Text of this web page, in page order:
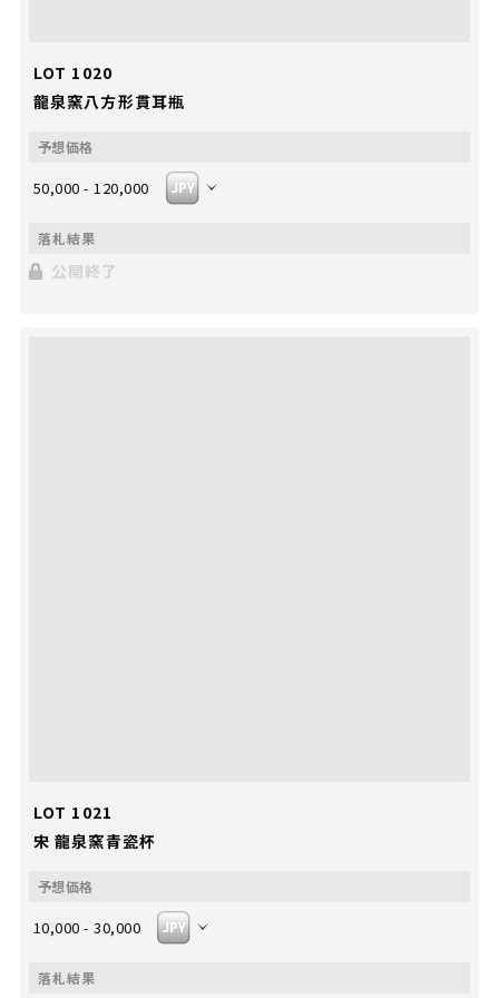
LOT 1020
龍泉窯八方形貫耳瓶
50,000 - 120,000
公開終了
LOT 1021
宋 龍泉窯青瓷杯
10,000 - 30,000